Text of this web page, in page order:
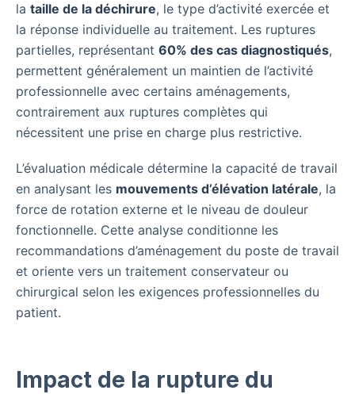
la taille de la déchirure, le type d’activité exercée et
la réponse individuelle au traitement. Les ruptures
partielles, représentant 60% des cas diagnostiqués,
permettent généralement un maintien de l’activité
professionnelle avec certains aménagements,
contrairement aux ruptures complètes qui
nécessitent une prise en charge plus restrictive.
L’évaluation médicale détermine la capacité de travail
en analysant les mouvements d’élévation latérale, la
force de rotation externe et le niveau de douleur
fonctionnelle. Cette analyse conditionne les
recommandations d’aménagement du poste de travail
et oriente vers un traitement conservateur ou
chirurgical selon les exigences professionnelles du
patient.
Impact de la rupture du